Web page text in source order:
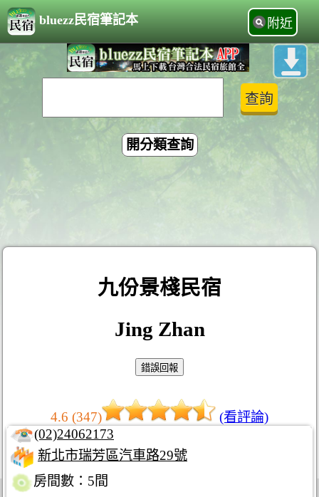
bluezz民宿筆記本 附近
開分類查詢
九份景棧民宿
Jing Zhan
4.6 (347)
(看評論)
(02)24062173
新北市瑞芳區汽車路29號
房間數：5間